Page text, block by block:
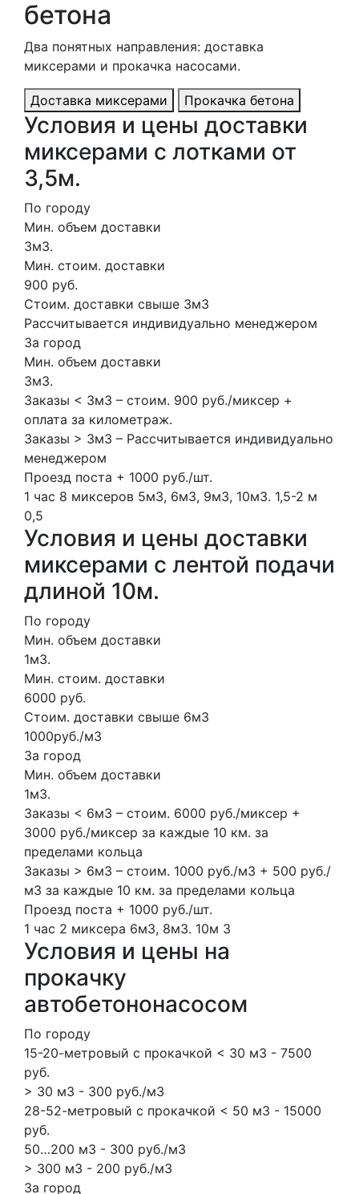
бетона
Два понятных направления: доставка
миксерами и прокачка насосами.
Доставка миксерами Прокачка бетона
Условия и цены доставки
миксерами с лотками от
3,5м.
По городу
Мин. объем доставки
3м3.
Мин. стоим. доставки
900 руб.
Стоим. доставки свыше 3м3
Рассчитывается индивидуально менеджером
За город
Мин. объем доставки
3м3.
Заказы < 3м3 – стоим. 900 руб./миксер +
оплата за километраж.
Заказы > 3м3 – Рассчитывается индивидуально
менеджером
Проезд поста + 1000 руб./шт.
1 час 8 миксеров 5м3, 6м3, 9м3, 10м3. 1,5-2 м
0,5
Условия и цены доставки
миксерами с лентой подачи
длиной 10м.
По городу
Мин. объем доставки
1м3.
Мин. стоим. доставки
6000 руб.
Стоим. доставки свыше 6м3
1000руб./м3
За город
Мин. объем доставки
1м3.
Заказы < 6м3 – стоим. 6000 руб./миксер +
3000 руб./миксер за каждые 10 км. за
пределами кольца
Заказы > 6м3 – стоим. 1000 руб./м3 + 500 руб./
м3 за каждые 10 км. за пределами кольца
Проезд поста + 1000 руб./шт.
1 час 2 миксера 6м3, 8м3. 10м 3
Условия и цены на
прокачку
автобетононасосом
По городу
15-20-метровый с прокачкой < 30 м3 - 7500
руб.
> 30 м3 - 300 руб./м3
28-52-метровый с прокачкой < 50 м3 - 15000
руб.
50…200 м3 - 300 руб./м3
> 300 м3 - 200 руб./м3
За город